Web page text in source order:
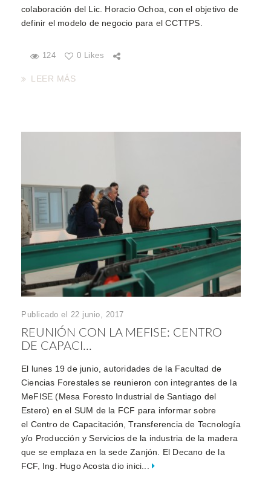
colaboración del Lic. Horacio Ochoa, con el objetivo de
definir el modelo de negocio para el CCTTPS.
124 0 Likes
LEER MÁS
Publicado el 22 junio, 2017
REUNIÓN CON LA MEFISE: CENTRO
DE CAPACI...
El lunes 19 de junio, autoridades de la Facultad de
Ciencias Forestales se reunieron con integrantes de la
MeFISE (Mesa Foresto Industrial de Santiago del
Estero) en el SUM de la FCF para informar sobre
el Centro de Capacitación, Transferencia de Tecnología
y/o Producción y Servicios de la industria de la madera
que se emplaza en la sede Zanjón. El Decano de la
FCF, Ing. Hugo Acosta dio inici...